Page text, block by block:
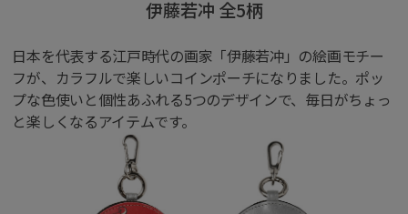
伊藤若冲 全5柄
日本を代表する江戸時代の画家「伊藤若冲」の絵画モチー
フが、カラフルで楽しいコインポーチになりました。ポッ
プな色使いと個性あふれる5つのデザインで、毎日がちょっ
と楽しくなるアイテムです。